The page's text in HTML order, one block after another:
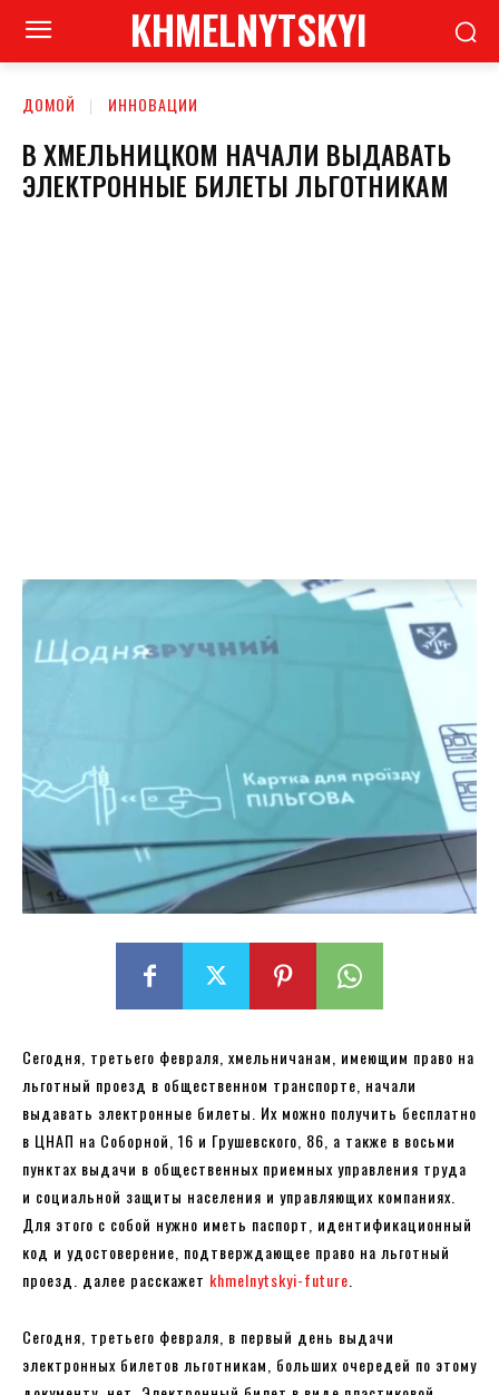
KHMELNYTSKYI
ДОМОЙ ИННОВАЦИИ
В ХМЕЛЬНИЦКОМ НАЧАЛИ ВЫДАВАТЬ
ЭЛЕКТРОННЫЕ БИЛЕТЫ ЛЬГОТНИКАМ
Сегодня, третьего февраля, хмельничанам, имеющим право на
льготный проезд в общественном транспорте, начали
выдавать электронные билеты. Их можно получить бесплатно
в ЦНАП на Соборной, 16 и Грушевского, 86, а также в восьми
пунктах выдачи в общественных приемных управления труда
и социальной защиты населения и управляющих компаниях.
Для этого с собой нужно иметь паспорт, идентификационный
код и удостоверение, подтверждающее право на льготный
проезд. далее расскажет khmelnytskyi-future
Сегодня, третьего февраля, в первый день выдачи
электронных билетов льготникам, больших очередей по этому